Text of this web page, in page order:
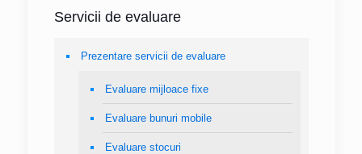
Servicii de evaluare
Prezentare servicii de evaluare
Evaluare mijloace fixe
Evaluare bunuri mobile
Evaluare stocuri